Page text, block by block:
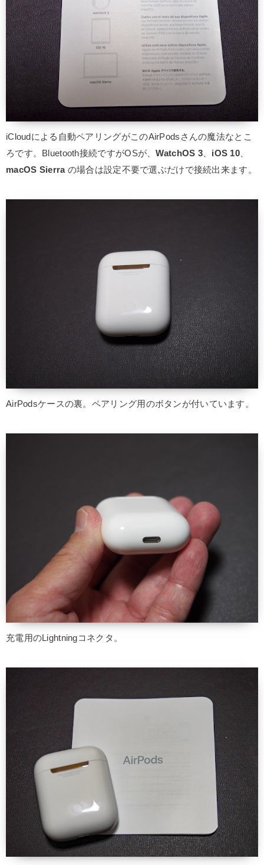
iCloudによる自動ペアリングがこのAirPodsさんの魔法なとこ
ろです。Bluetooth接続ですがOSが、WatchOS 3 iOS 10
macOS Sierraの場合は設定不要で選ぶだけで接続出来ます。
AirPodsケースの裏。ペアリング用のボタンが付いています。
充電用のLightningコネクタ。